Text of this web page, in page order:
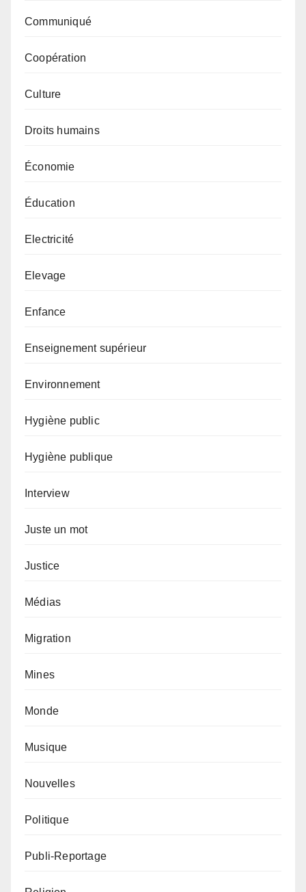
Communiqué
Coopération
Culture
Droits humains
Économie
Éducation
Electricité
Elevage
Enfance
Enseignement supérieur
Environnement
Hygiène public
Hygiène publique
Interview
Juste un mot
Justice
Médias
Migration
Mines
Monde
Musique
Nouvelles
Politique
Publi-Reportage